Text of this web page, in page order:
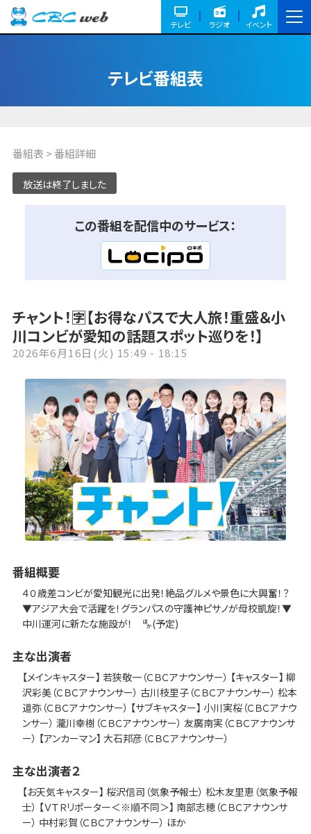
テレビ ラジオ イベント
テレビ番組表
番組表 > 番組詳細
放送は終了しました
この番組を配信中のサービス：
チャント！🈑【お得なパスで大人旅！重盛＆小
川コンビが愛知の話題スポット巡りを！】
2026年6月16日(火) 15:49 - 18:15
番組概要
４０歳差コンビが愛知観光に出発！絶品グルメや景色に大興奮！？
▼アジア大会で活躍を！グランパスの守護神ピサノが母校凱旋！▼
中川運河に新たな施設が！ 🈀(予定)
主な出演者
【メインキャスター】 若狭敬一（ＣＢＣアナウンサー） 【キャスター】 柳
沢彩美（ＣＢＣアナウンサー） 古川枝里子（ＣＢＣアナウンサー） 松本
道弥（ＣＢＣアナウンサー） 【サブキャスター】 小川実桜（ＣＢＣアナウ
ンサー） 瀧川幸樹（ＣＢＣアナウンサー） 友廣南実（ＣＢＣアナウンサ
ー） 【アンカーマン】 大石邦彦（ＣＢＣアナウンサー）
主な出演者２
【お天気キャスター】 桜沢信司（気象予報士） 松木友里恵（気象予報
士） 【ＶＴＲリポーター＜※順不同＞】 南部志穂（ＣＢＣアナウンサ
ー） 中村彩賀（ＣＢＣアナウンサー） ほか